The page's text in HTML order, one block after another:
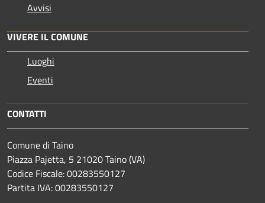
Avvisi
VIVERE IL COMUNE
Luoghi
Eventi
CONTATTI
Comune di Taino
Piazza Pajetta, 5 21020 Taino (VA)
Codice Fiscale: 00283550127
Partita IVA: 00283550127